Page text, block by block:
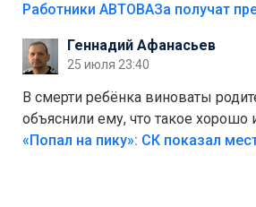
на предприятии.
Работники АВТОВАЗа получат
Геннадий Афанасьев
25 июля 23:40
В смерти ребёнка виноваты
объяснили ему, что такое хорошо
Лезть через такой забор,верх